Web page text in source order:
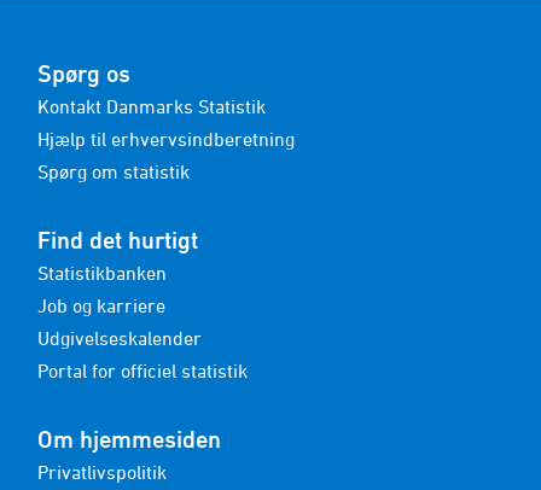
Spørg os
Kontakt Danmarks Statistik
Hjælp til erhvervsindberetning
Spørg om statistik
Find det hurtigt
Statistikbanken
Job og karriere
Udgivelseskalender
Portal for officiel statistik
Om hjemmesiden
Privatlivspolitik